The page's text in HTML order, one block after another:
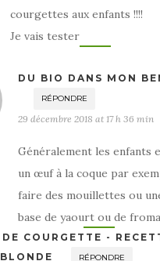
courgettes aux enfants !!!!
Je vais tester
DU BIO DANS MON
RÉPONDRE
29 décembre 2018 at 17 h 36 min
Généralement les enfants
un œuf à la coque par
faire des mouillettes ou
base de yaourt ou de
COURGETTE -
RÉPONDRE